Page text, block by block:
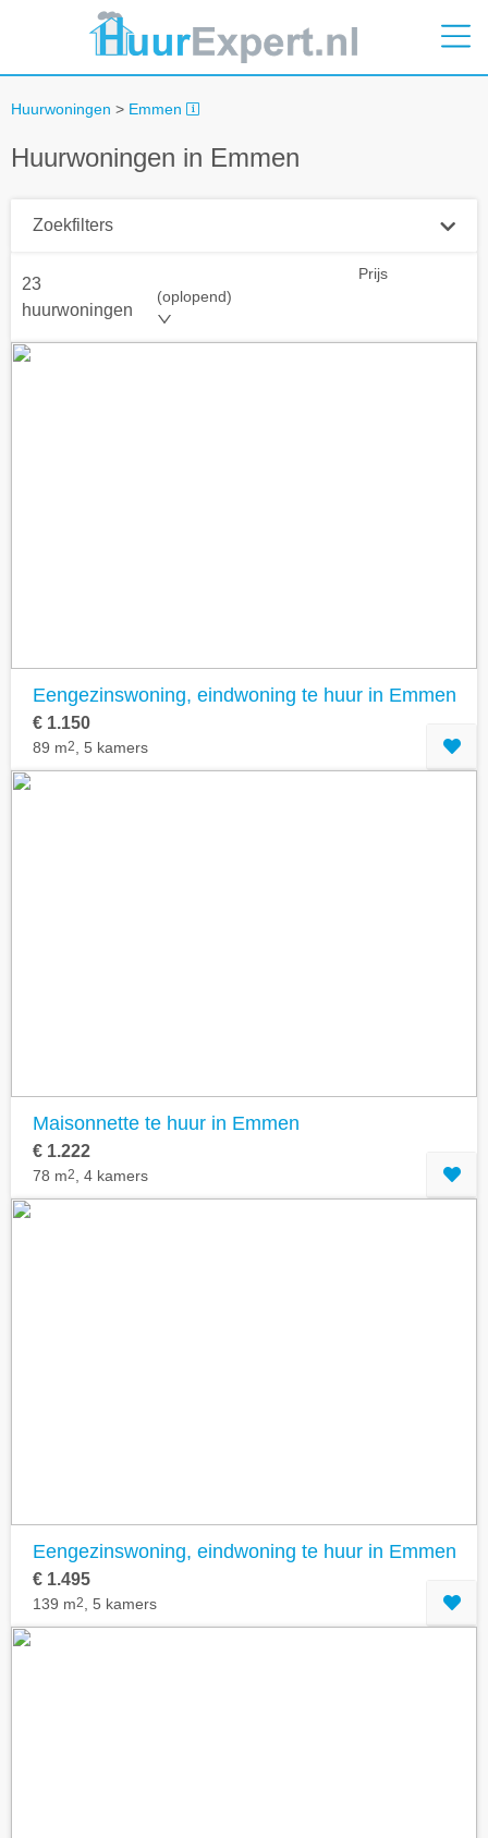
Huurwoningen > Emmen
Huurwoningen in Emmen
Zoekfilters
+ 0 km
23
huurwoningen
Prijs
(oplopend)
Eengezinswoning, eindwoning te huur in Emmen
€ 1.150
89 m2 , 5 kamers
Maisonnette te huur in Emmen
€ 1.222
78 m2 , 4 kamers
Eengezinswoning, eindwoning te huur in Emmen
€ 1.495
139 m2 , 5 kamers